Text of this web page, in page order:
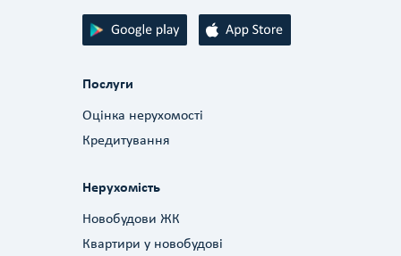
Послуги
Оцінка нерухомості
Кредитування
Нерухомість
Новобудови ЖК
Квартири у новобудові